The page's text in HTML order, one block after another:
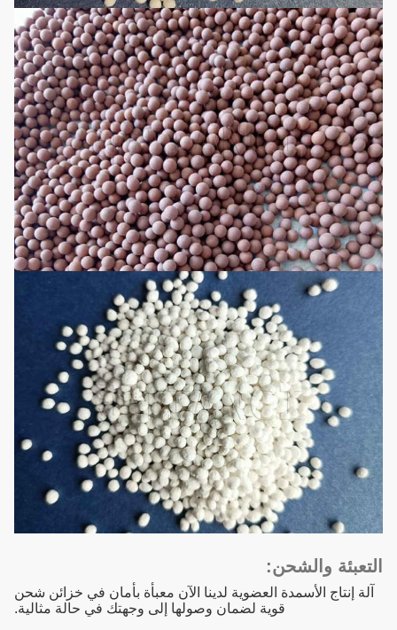
التعبئة والشحن:
آلة إنتاج الأسمدة العضوية لدينا الآن معبأة بأمان في خزائن شحن
قوية لضمان وصولها إلى وجهتك في حالة مثالية.